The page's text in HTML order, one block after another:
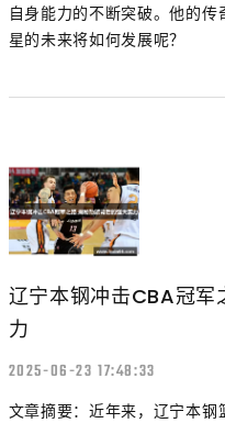
自身能力的不断突破。他的
星的未来将如何发展呢？
辽宁本钢冲击CBA冠军
力
2025-06-23 17:48:33
文章摘要：近年来，辽宁本